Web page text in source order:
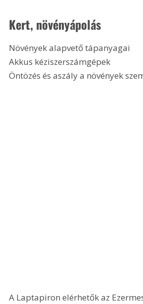
Kert, növényápolás
Növények alapvető tápanyagai
Akkus kéziszerszámgépek
Öntözés és aszály a növények
A Laptapiron elérhetők az